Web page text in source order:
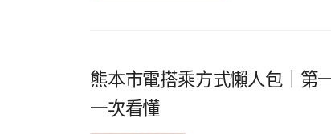
熊本市電搭乘方式懶人包｜第
一次看懂